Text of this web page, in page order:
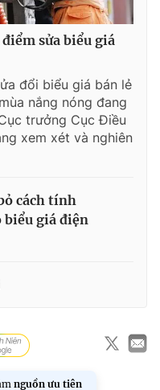
sửa biểu giá
đổi biểu giá bán lẻ
nắng nóng đang
trưởng Cục Điều
xem xét và nghiên
cách tính
giá điện
nguồn ưu tiên